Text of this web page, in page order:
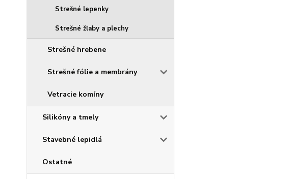
Strešné lepenky
Strešné žľaby a plechy
Strešné hrebene
Strešné fólie a membrány
Vetracie komíny
Silikóny a tmely
Stavebné lepidlá
Ostatné